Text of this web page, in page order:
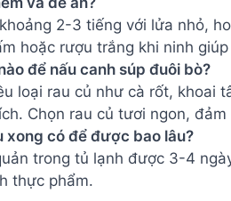
món canh súp đuôi bò hầm
thức và cảm nhận hương vị
bạn với mọi người nhé!
THÔNG